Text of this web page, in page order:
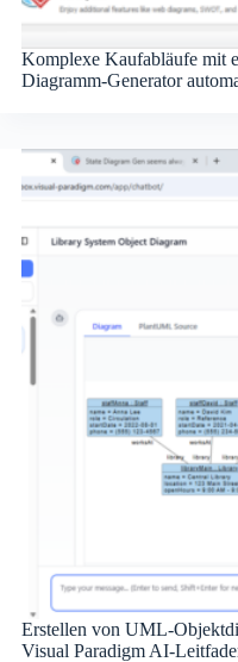
Komplexe Kaufabläufe mit
Diagramm-Generator
Erstellen von UML-
Visual Paradigm AI-